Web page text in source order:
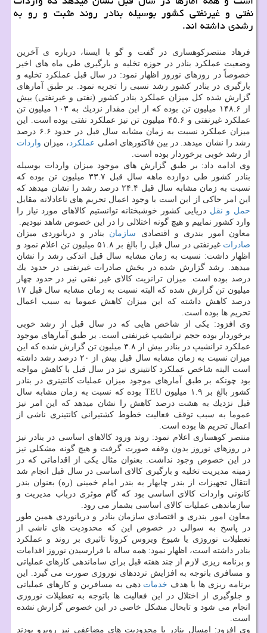
نفتی و غیرنفتی كشور بوسیله بنادر روند مثبت و رو به
رشدی داشته اند.
فرهاد منتصركوهساری در گفت و گو با ایسنا، درباره ی آخرین
وضعیت عملكرد بنادر در حوزه تخلیه و بارگیری طی ماه های اخیر
خصوصاً در روزهای نوروز اظهار نمود: در سال قبل عملكرد تخلیه و
بارگیری در بنادر كشور رشد نسبی را تجربه نمود. بر طبق آمارهای
گزارش شده كل میزان عملكرد بنادر كشور (نفتی و غیرنفتی) بیش
از ۱۴۸.۶ میلیون تن بوده كه از این مقدار نزدیك به ۱۰۳ میلیون تن
عملكرد غیرنفتی و ۴۵.۶ میلیون تن نیز عملكرد نفتی بوده است. این
میزان عملكرد نسبت به زمان مشابه سال قبل در حدود ۶.۶ درصد
رشد را نشان میدهد. در بین فاكتورهای اصلی عملكرد، میزان واردات
از رشد خوبی برخوردار بوده است.
وی ادامه داد: بر طبق گزارش های موجود میزان واردات بوسیله
بنادر كشور طی دوازده ماهه سال قبل ۳۳.۷ میلیون تن بوده كه
نسبت به زمان مشابه سال قبل ۲۴.۴ درصد رشد را نشان میدهد كه
این امر حاكی از این است با وجود اعمال تحریم های ناعادلانه مقابل
حمل و نقل دریایی كشور خوشبختانه توانستیم كالاهای مورد نیاز را
وارد كشور نماییم و هیچ گونه اختلالی را در این خصوص شاهد نبودیم.
معاون امور بندری و اقتصادی سازمان بنادر و دریانوردی میزان
صادرات
غیرنفتی در سال قبل را بالغ بر ۵۱.۸ میلیون تن اعلام نمود و
اظهار داشت: نسبت به زمان مشابه سال قبل اندكی رشد را نشان
میدهد. رشد گزارش شده در بخش صادرات غیرنفتی در حدود یك
درصد بوده است. میزان ترانزیت كالای غیر نفتی نیز در حدود چهار
میلیون تن گزارش شده كه البته نسبت به زمان مشابه سال قبل ۱۷
درصد كاهش داشته كه این میزان كاهش عموما به سبب اعمال
تحریم ها بوده است.
وی افزود: یكی از شاخص هایی كه در سال قبل از رشد خوبی
برخوردار بوده حجم ترانشیپ غیرنفتی است. بر طبق آمارهای موجود
عملكرد ترانشیپ در بنادر بیش از ۳.۸ میلیون تن گزارش شده كه این
میزان نسبت به زمان مشابه سال قبل بیش از ۲۰ درصد رشد داشته
است البته شاخص عملكرد كانتینری نیز در سال قبل با كاهش مواجه
بود چونكه بر طبق آمارهای موجود میزان عملیات كانتینری در بنادر
كشور بالغ بر ۱.۹ میلیون TEU بوده كه نسبت به زمان مشابه سال
قبل نزدیك به هشت درصد كاهش را نشان میدهد كه این امر نیز
عموما به سبب توقف فعالیت خطوط كشتیرانی كانتینری ناشی از
اعمال تحریم ها بوده است.
منتصر كوهساری اعلام نمود: روند ورود كالاهای اساسی در بنادر نیز
در روزهای نوروز بدون وقفه صورت گرفت و هیچ گونه مشكلی نیز
در این خصوص وجود نداشت. بعنوان مثال یكی از اقداماتی كه در
زمینه مدیریت تخلیه و بارگیری كالای اساسی در سال قبل انجام شد
انتقال تجهیزات از بندر چابهار به بندر امام خمینی (ره) بعنوان بندر
كانونی واردات كالای اساسی بود كه گام موثری درباب مدیریت و
سازماندهی عملیات كالای اساسی بشمار می رود.
معاون امور بندری و اقتصادی سازمان بنادر و دریانوردی همین طور
در پاسخ به سوالی در خصوص این كه محدودیت های ناشی از
تعطیلات نوروزی یا شیوع ویروس كرونا تاثیری بر روند و عملكرد
بنادر داشته است، اظهار نمود: همه ساله با فرارسیدن نوروز اقدامات
و برنامه ریزی لازم از چند هفته قبل برای ساماندهی كارهای عملیاتی
و مسافری باتوجه به افزایش ترددهای نوروزی صورت می گیرد. این
برنامه ریزی ها با هدف خدمات دهی به مسافرین و كارهای عملیاتی
و جلوگیری از اختلال در این فعالیت ها باتوجه به تعطیلات نوروزی
انجام می شود و تابحال مشكل خاصی در این خصوص گزارش نشده
است.
وی افزود: امسال بنادر با محدودیت های مضاعفی نیز روبرو بودند